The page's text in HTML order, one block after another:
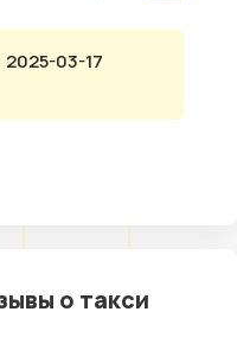
2025-03-17
о такси